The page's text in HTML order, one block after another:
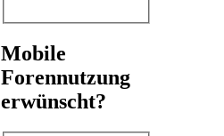
Mobile
Forennutzung
erwünscht?